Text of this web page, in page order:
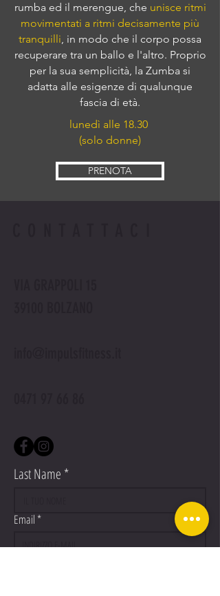
rumba ed il merengue, che unisce ritmi
movimentati a ritmi decisamente più
tranquilli, in modo che il corpo possa
recuperare tra un ballo e l'altro. Proprio
per la sua semplicità, la Zumba si
adatta alle esigenze di qualunque
fascia di età.
lunedì alle 18.30
(solo donne)
PRENOTA
Last Name
Email